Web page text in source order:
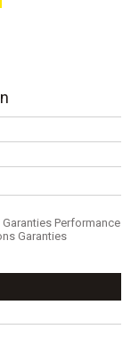
Performance
Garanties